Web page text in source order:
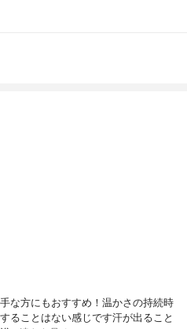
な方にもおすすめ！温かさの持続時
ることはない感じです汗が出ること